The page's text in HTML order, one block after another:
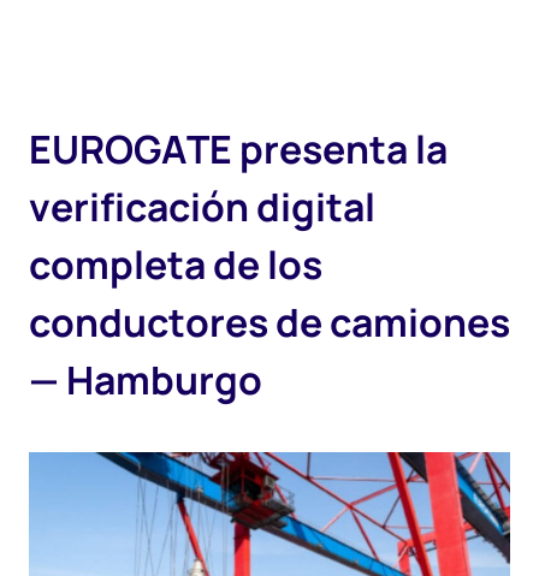
EUROGATE presenta la
verificacióndigital
completade los
conductoresdecamiones
— Hamburgo